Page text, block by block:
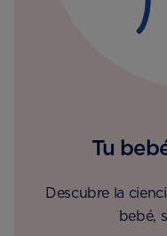
Tu
Descubre la
bebé,